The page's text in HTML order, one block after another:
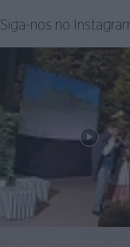
Siga-nos no